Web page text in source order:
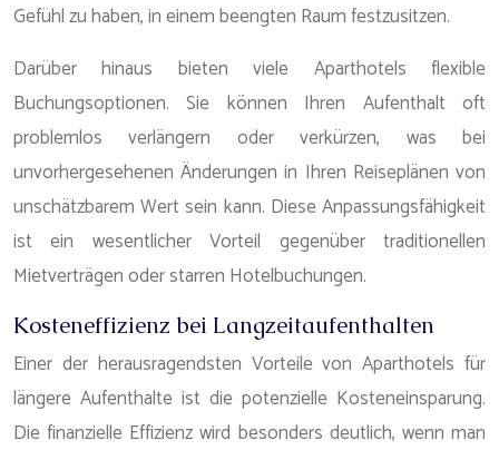
Gefühl zu haben, in einem beengten Raum festzusitzen.
Darüber hinaus bieten viele Aparthotels flexible
Buchungsoptionen. Sie können Ihren Aufenthalt oft
problemlos verlängern oder verkürzen, was bei
unvorhergesehenen Änderungen in Ihren Reiseplänen von
unschätzbarem Wert sein kann. Diese Anpassungsfähigkeit
ist ein wesentlicher Vorteil gegenüber traditionellen
Mietverträgen oder starren Hotelbuchungen.
Kosteneffizienz bei Langzeitaufenthalten
Einer der herausragendsten Vorteile von Aparthotels für
längere Aufenthalte ist die potenzielle Kosteneinsparung.
Die finanzielle Effizienz wird besonders deutlich, wenn man